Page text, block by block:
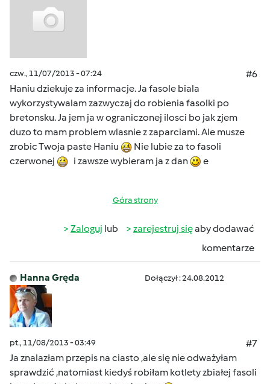
czw., 11/07/2013 - 07:24
#6
Haniu dziekuje za informacje. Ja fasole biala
wykorzystywalam zazwyczaj do robienia fasolki po
bretonsku. Ja jem ja w ograniczonej ilosci bo jak zjem
duzo to mam problem wlasnie z zaparciami. Ale musze
zrobic Twoja paste Haniu
Nie lubie za to fasoli
czerwonej
i zawsze wybieram ja z dan e
Góra strony
Zaloguj lub zarejestruj sięaby dodawać
komentarze
Hanna Gręda Dołączył : 24.08.2012
pt., 11/08/2013 - 03:49
#7
Ja znalazłam przepis na ciasto ,ale się nie odważyłam
sprawdzić ,natomiast kiedyś robiłam kotlety zbiałej fasoli